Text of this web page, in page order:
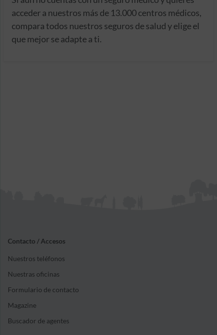
acceder a nuestros más de 13.000 centros médicos,
compara todos nuestros seguros de salud y elige el
que mejor se adapte a ti.
Contacto / Accesos
Nuestros teléfonos
Nuestras oficinas
Formulario de contacto
Magazine
Buscador de agentes